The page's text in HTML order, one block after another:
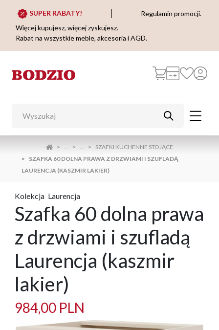
SUPER RABATY!
Regulamin promocji.
Więcej kupujesz, więcej zyskujesz.
Rabat na wszystkie meble, akcesoria i AGD.
... ...
SZAFKI KUCHENNE STOJĄCE
SZAFKA 60 DOLNA PRAWA Z DRZWIAMI I SZUFLADĄ
LAURENCJA (KASZMIR LAKIER)
Kolekcja Laurencja
Szafka 60 dolna prawa
z drzwiami i szufladą
Laurencja (kaszmir
lakier)
984,00 PLN